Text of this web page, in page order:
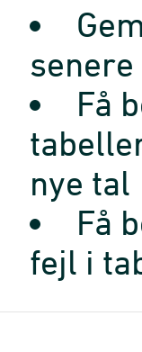
Få
nye tal
Få
fejl i